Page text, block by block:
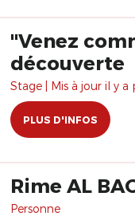
"Venez
découverte
Stage | Mis à jour il y a
PLUS D'INFOS
Rime AL
Personne